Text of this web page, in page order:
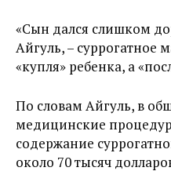
«Сын дался слишком
Айгуль, – суррогатное
«купля» ребенка, а
По словам Айгуль, в
медицинские
содержание
около 70 тысяч